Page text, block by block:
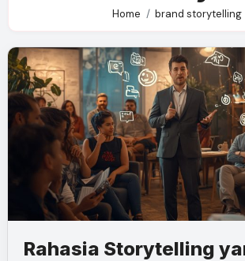
Home brand storytelling
Rahasia Storytelling